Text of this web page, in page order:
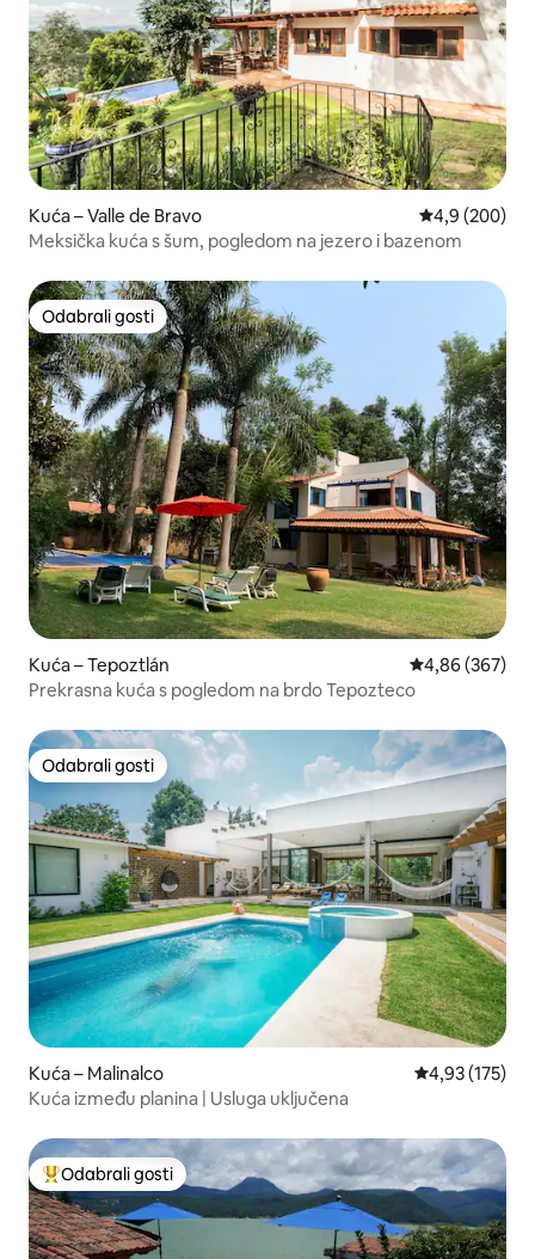
Kuća – Valle de Bravo Prosječna
4,9 (200)
Meksička kuća s šum, pogledom na jezero i bazenom
Odabrali gosti
Odabrali gosti
Kuća – Tepoztlán Prosječna
4,86 (367)
Prekrasna kuća s pogledom na brdo Tepozteco
Odabrali gosti
Odabrali gosti
Kuća – Malinalco Prosječna
4,93 (175)
Kuća između planina | Usluga uključena
Među najviše rangiranima s oznakom „Odabrali gosti”
Odabrali gosti